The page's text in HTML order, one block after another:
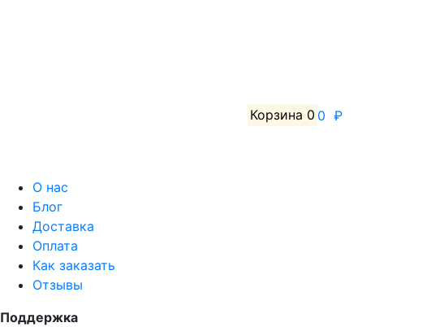
Корзина 0 0 ₽
О нас
Блог
Доставка
Оплата
Как заказать
Отзывы
Поддержка